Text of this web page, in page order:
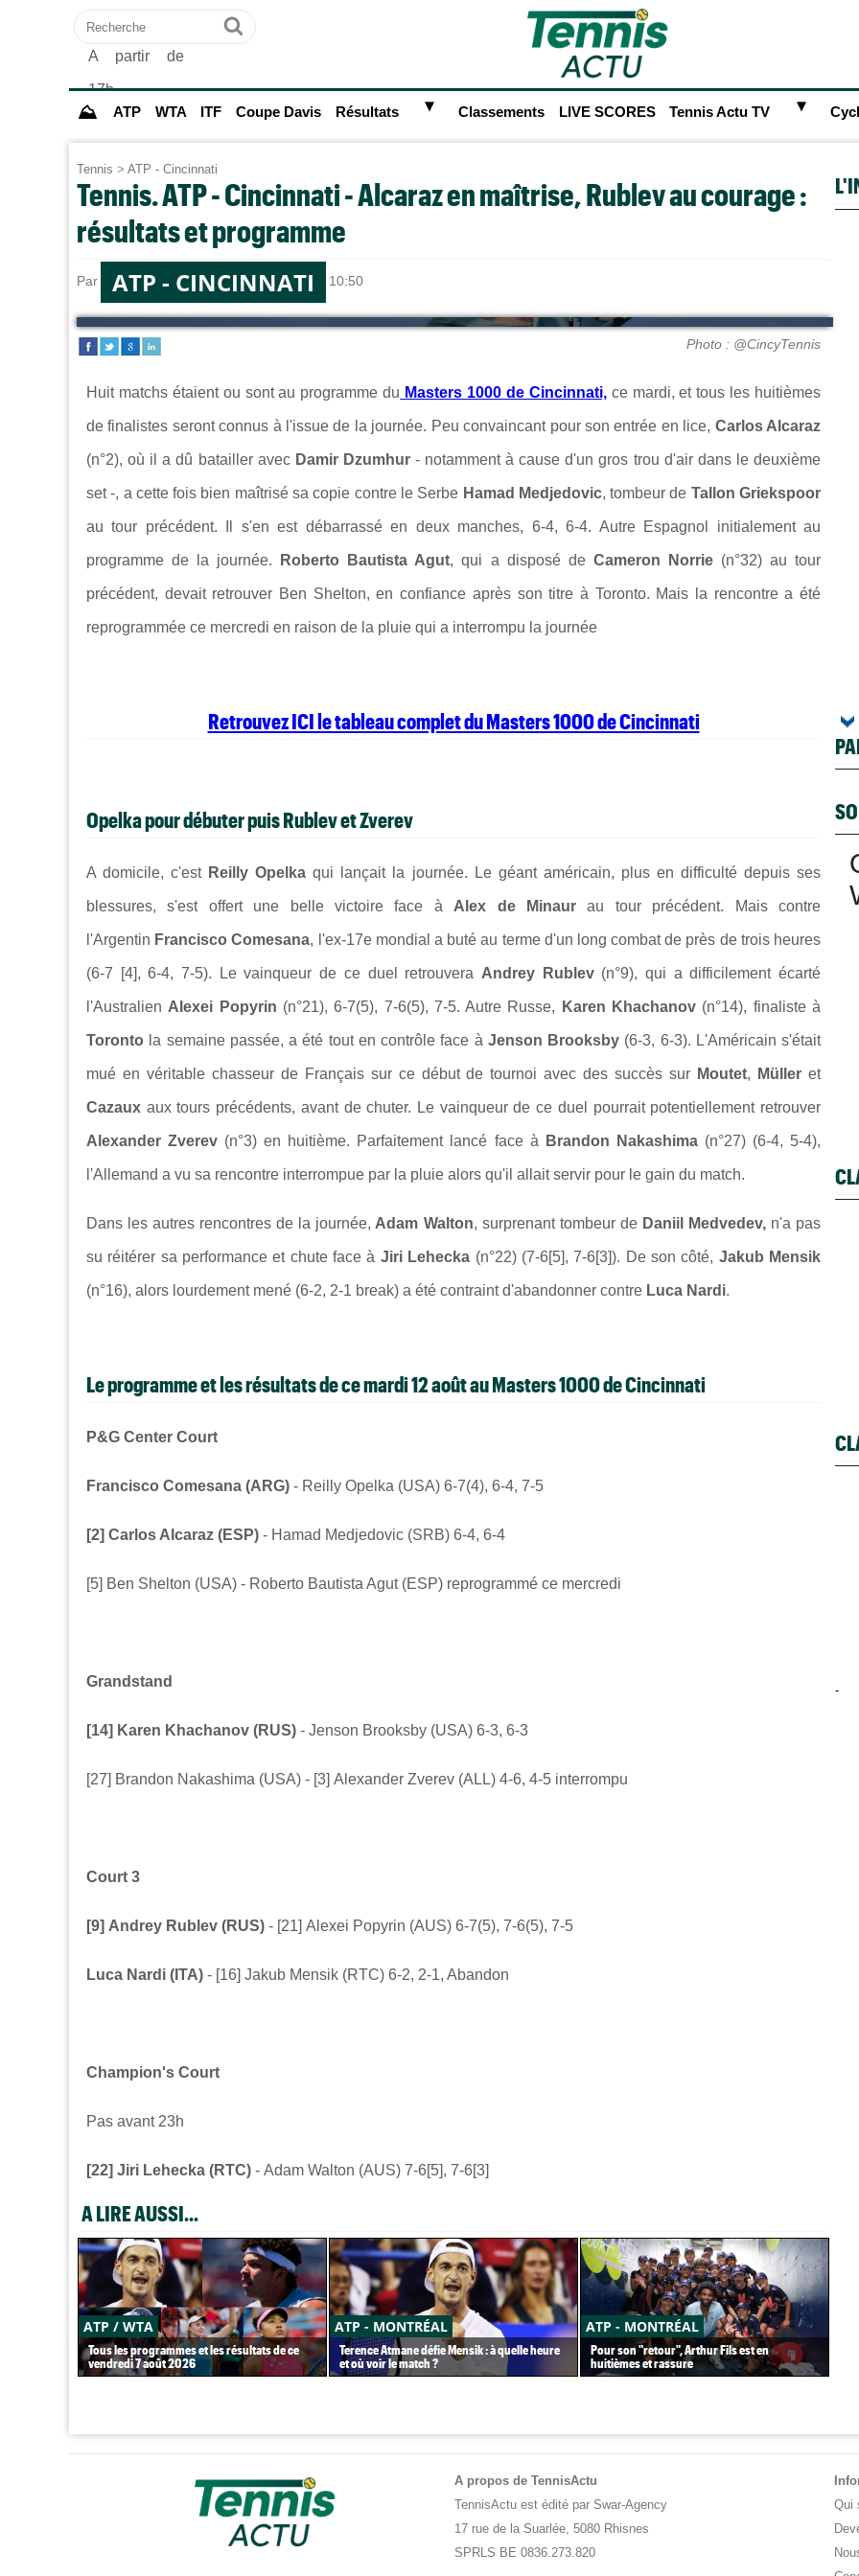
Recherche
Ok
⛰ ATP WTA ITF Coupe Davis Résultats ► Classements LIVE SCORES Tennis Actu TV ►
Tennis > ATP - Cincinnati
Tennis. ATP - Cincinnati - Alcaraz en maîtrise, Rublev au courage :
résultats et programme
Par Sebastien CLAUDEle 13/08/2025 à 10:50
ATP - CINCINNATI
Photo : @CincyTennis
Huit matchs étaient ou sont au programme du Masters 1000 de Cincinnati, ce mardi, et tous les huitièmes
de finalistes seront connus à l'issue de la journée. Peu convaincant pour son entrée en lice, Carlos Alcaraz
(n°2), où il a dû batailler avec Damir Dzumhur- notamment à cause d'un gros trou d'air dans le deuxième
set -, a cette fois bien maîtrisé sa copie contre le Serbe Hamad Medjedovic, tombeur de Tallon Griekspoor
au tour précédent. Il s'en est débarrassé en deux manches, 6-4, 6-4. Autre Espagnol initialement au
programme de la journée. Roberto Bautista Agut, qui a disposé de Cameron Norrie(n°32) au tour
précédent, devait retrouver Ben Shelton, en confiance après son titre à Toronto. Mais la rencontre a été
reprogrammée ce mercredi en raison de la pluie qui a interrompu la journée
Retrouvez ICI le tableau complet du Masters 1000 de Cincinnati
Opelka pour débuter puis Rublev et Zverev
A domicile, c'est Reilly Opelka qui lançait la journée. Le géant américain, plus en difficulté depuis ses
blessures, s'est offert une belle victoire face à Alex de Minaurau tour précédent. Mais contre
l'Argentin Francisco Comesana, l'ex-17e mondial a buté au terme d'un long combat de près de trois heures
(6-7 [4], 6-4, 7-5). Le vainqueur de ce duel retrouvera Andrey Rublev(n°9), qui a difficilement écarté
l'Australien Alexei Popyrin (n°21), 6-7(5), 7-6(5), 7-5. Autre Russe, Karen Khachanov (n°14), finaliste à
Toronto la semaine passée, a été tout en contrôle face à Jenson Brooksby (6-3, 6-3). L'Américain s'était
mué en véritable chasseur de Français sur ce début de tournoi avec des succès sur Moutet, Müller et
Cazaux aux tours précédents, avant de chuter. Le vainqueur de ce duel pourrait potentiellement retrouver
Alexander Zverev (n°3) en huitième. Parfaitement lancé face à Brandon Nakashima(n°27) (6-4, 5-4),
l'Allemand a vu sa rencontre interrompue par la pluie alors qu'il allait servir pour le gain du match.
Dans les autres rencontres de la journée, Adam Walton, surprenant tombeur deDaniil Medvedev, n'a pas
su réitérer sa performance et chute face à Jiri Lehecka (n°22) (7-6[5], 7-6[3]). De son côté, Jakub Mensik
(n°16), alors lourdement mené (6-2, 2-1 break) a été contraint d'abandonner contre Luca Nardi.
Le programme et les résultats de ce mardi 12 août au Masters 1000 de Cincinnati
P&G Center Court
Francisco Comesana (ARG) - Reilly Opelka (USA) 6-7(4), 6-4, 7-5
[2] Carlos Alcaraz (ESP) - Hamad Medjedovic (SRB) 6-4, 6-4
[5] Ben Shelton (USA) - Roberto Bautista Agut (ESP) reprogrammé ce mercredi
Grandstand
[14] Karen Khachanov (RUS) - Jenson Brooksby (USA) 6-3, 6-3
[27] Brandon Nakashima (USA) - [3] Alexander Zverev (ALL) 4-6, 4-5 interrompu
Court 3
A partir de
17h
[9] Andrey Rublev (RUS) - [21] Alexei Popyrin (AUS) 6-7(5), 7-6(5), 7-5
Luca Nardi (ITA) - [16] Jakub Mensik (RTC) 6-2, 2-1, Abandon
Champion's Court
Pas avant 23h
[22] Jiri Lehecka (RTC) - Adam Walton (AUS) 7-6[5], 7-6[3]
A LIRE AUSSI...
ATP / WTA
Tous les programmes et les résultats de ce
vendredi 7 août 2026
ATP - MONTRÉAL
Terence Atmane défie Mensik : à quelle heure
et où voir le match ?
ATP - MONTRÉAL
Pour son "retour", Arthur Fils est en
huitièmes et rassure
-
A propos de TennisActu
TennisActu est édité par Swar-Agency
17 rue de la Suarlée, 5080 Rhisnes
SPRLS BE 0836.273.820
Qui